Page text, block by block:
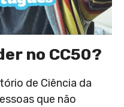
no CC50?
de Ciência da
que não